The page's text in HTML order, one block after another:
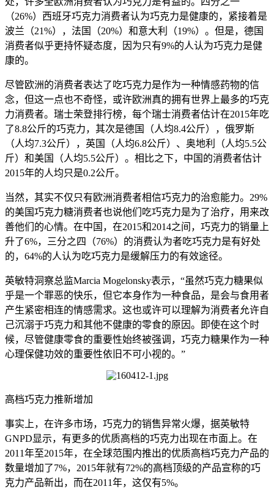
（26%）西班牙巧克力消费者认为巧克力是健康的，紧接着是
波兰（21%），法国（20%）和意大利（19%）。但是，德国
消费者似乎更持怀疑态度，因为只有9%的人认为巧克力是健
康的。
尽管欧洲的消费者表达了吃巧克力是作为一种情感药物的信
念，但这一点也不奇怪，或许欧洲真的拥有世界上最多的巧克
力消费者。瑞士荣登排行榜，每个瑞士消费者估计在2015年吃
了8.8公斤的巧克力，其次是德国（人均8.4公斤），俄罗斯
（人均7.3公斤），英国（人均6.8公斤）、奥地利（人均5.5公
斤）和美国（人均5.5公斤）。相比之下，中国的消费者估计
2015年的人均只是0.2公斤。
当然，其实不仅只有欧洲消费者相信巧克力的治愈能力。29%
的美国巧克力糖消费者也说他们吃巧克力是为了治疗，用来改
善他们的心情。在中国，在2015和2014之间，巧克力的销量上
升了6%，三分之四（76%）的消费认为者吃巧克力是有好处
的，64%的人认为吃巧克力是缓解压力的有效途径。
英敏特洞察总监Marcia Mogelonsky表示，“虽然巧克力糖果似
乎是一个罪恶的快乐，但它本身作为一种食品，是会与食用者
产生紧密相连的情感需求。这也或许可以理解为消费者允许自
己沉溺于巧克力和其他不健康的零食的原因。即使在这个时
候，尽管健康零食的重要性始终被强调，巧克力糖果作为一种
心理保健功效的重要性依旧不可小视的。”
高档巧克力推新增加
事实上，在许多市场，巧克力的销售异常火爆，据英敏特
GNPD显示，有更多的优质高档的巧克力出现在市面上。在
2011年至2015年，在全球范围内推出的优质高档巧克力产品的
数量增加了7%，2015年就有72%的高档顶级的产品宣称的巧
克力产品新出，而在2011年，这仅有5%。